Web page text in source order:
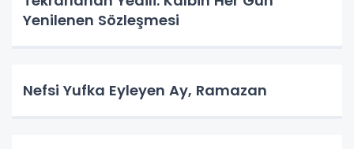
Yenilenen Sözleşmesi
Nefsi Yufka Eyleyen Ay, Ramazan